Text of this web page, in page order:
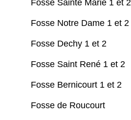
Fosse Sainte Marie 1 et 2
Fosse Notre Dame 1 et 2
Fosse Dechy 1 et 2
Fosse Saint René 1 et 2
Fosse Bernicourt 1 et 2
Fosse de Roucourt